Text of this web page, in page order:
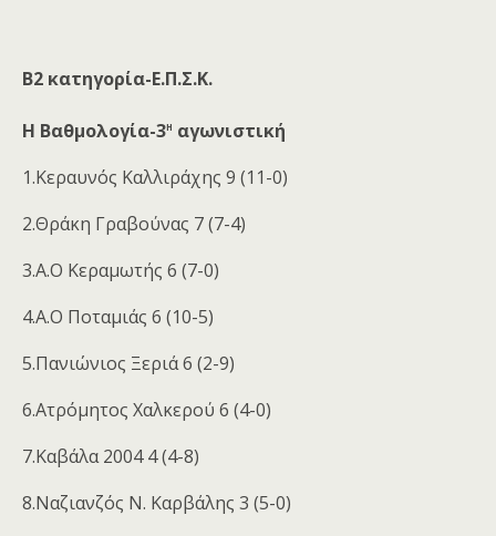
Β2 κατηγορία-Ε.Π.Σ.Κ.
Η Βαθμολογία-3η αγωνιστική
1.Κεραυνός Καλλιράχης 9 (11-0)
2.Θράκη Γραβούνας 7 (7-4)
3.Α.Ο Κεραμωτής 6 (7-0)
4.Α.Ο Ποταμιάς 6 (10-5)
5.Πανιώνιος Ξεριά 6 (2-9)
6.Ατρόμητος Χαλκερού 6 (4-0)
7.Καβάλα 2004 4 (4-8)
8.Ναζιανζός Ν. Καρβάλης 3 (5-0)